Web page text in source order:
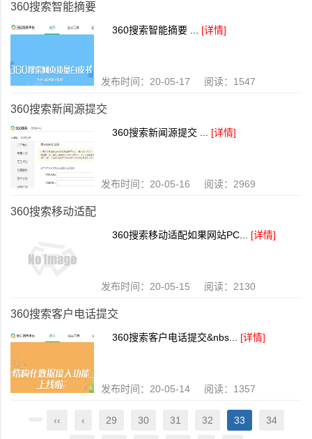
360搜索智能摘要
360搜索智能摘要 ... [详情]
发布时间：20-05-17 阅读：1547
360搜索新闻源提交
360搜索新闻源提交 ... [详情]
发布时间：20-05-16 阅读：2969
360搜索移动适配
360搜索移动适配如果网站PC... [详情]
发布时间：20-05-15 阅读：2130
360搜索客户电话提交
360搜索客户电话提交&nbs... [详情]
发布时间：20-05-14 阅读：1357
‹‹ ‹ 29 30 31 32 33 34